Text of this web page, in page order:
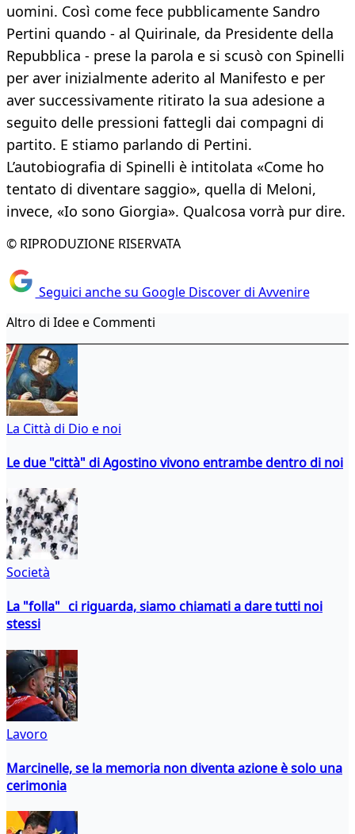
uomini. Così come fece pubblicamente Sandro
Pertini quando - al Quirinale, da Presidente della
Repubblica - prese la parola e si scusò con Spinelli
per aver inizialmente aderito al Manifesto e per
aver successivamente ritirato la sua adesione a
seguito delle pressioni fattegli dai compagni di
partito. E stiamo parlando di Pertini.
L’autobiografia di Spinelli è intitolata «Come ho
tentato di diventare saggio», quella di Meloni,
invece, «Io sono Giorgia». Qualcosa vorrà pur dire.
© RIPRODUZIONE RISERVATA
Seguici anche su Google Discover di Avvenire
Altro di Idee e Commenti
La Città di Dio e noi
Le due "città" di Agostino vivono entrambe dentro di noi
Società
La "folla" ci riguarda, siamo chiamati a dare tutti noi
stessi
Lavoro
Marcinelle, se la memoria non diventa azione è solo una
cerimonia